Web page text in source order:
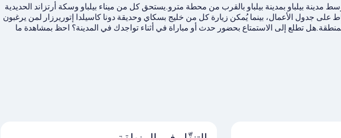
مدينة بيلباو بمدينة بيلباو بالقرب من محطة مترو.يستحق كل من ميناء بيلباو وسكة أرتزاند الحديدية
على جدول الأعمال، بينما يُمكن زيارة كل من خليج بسكاي وحديقة دونا كاسيلدا إتوريرزار لمن يرغبون
تطلع إلى الاستمتاع بحضور حدث أو مباراة في أثناء تواجدك في المدينة؟ احظ بمشاهدة ما
فرونتويا.